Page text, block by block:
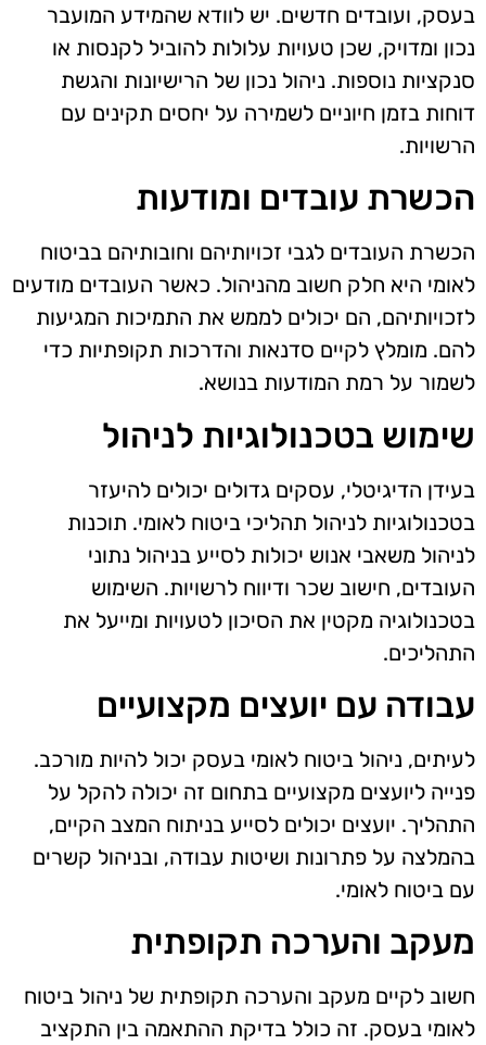
בעסק, ועובדים חדשים. יש לוודא שהמידע המועבר
נכון ומדויק, שכן טעויות עלולות להוביל לקנסות או
סנקציות נוספות. ניהול נכון של הרישיונות והגשת
דוחות בזמן חיוניים לשמירה על יחסים תקינים עם
הרשויות.
הכשרת עובדים ומודעות
הכשרת העובדים לגבי זכויותיהם וחובותיהם בביטוח
לאומי היא חלק חשוב מהניהול. כאשר העובדים מודעים
לזכויותיהם, הם יכולים לממש את התמיכות המגיעות
להם. מומלץ לקיים סדנאות והדרכות תקופתיות כדי
לשמור על רמת המודעות בנושא.
שימוש בטכנולוגיות לניהול
בעידן הדיגיטלי, עסקים גדולים יכולים להיעזר
בטכנולוגיות לניהול תהליכי ביטוח לאומי. תוכנות
לניהול משאבי אנוש יכולות לסייע בניהול נתוני
העובדים, חישוב שכר ודיווח לרשויות. השימוש
בטכנולוגיה מקטין את הסיכון לטעויות ומייעל את
התהליכים.
עבודה עם יועצים מקצועיים
לעיתים, ניהול ביטוח לאומי בעסק יכול להיות מורכב.
פנייה ליועצים מקצועיים בתחום זה יכולה להקל על
התהליך. יועצים יכולים לסייע בניתוח המצב הקיים,
בהמלצה על פתרונות ושיטות עבודה, ובניהול קשרים
עם ביטוח לאומי.
מעקב והערכה תקופתית
חשוב לקיים מעקב והערכה תקופתית של ניהול ביטוח
לאומי בעסק. זה כולל בדיקת ההתאמה בין התקציב